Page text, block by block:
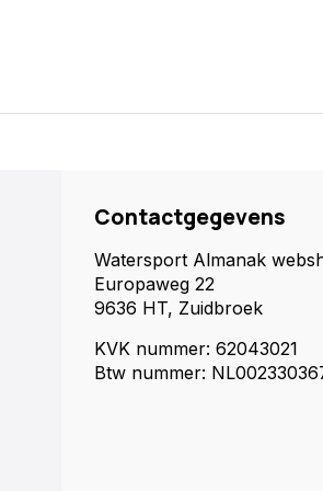
Contactgegevens
Watersport Almanak
Europaweg 22
9636 HT, Zuidbroek
KVK nummer: 62043021
Btw nummer: